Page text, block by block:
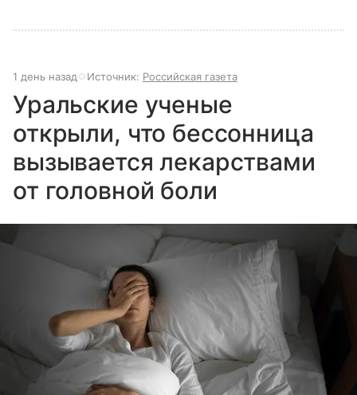
1 день назад Источник: Российская газета
Уральские ученые
открыли, что бессонница
вызывается лекарствами
от головной боли